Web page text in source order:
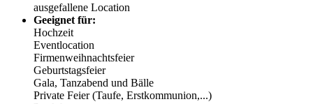
ausgefallene Location
Geeignet für:
Hochzeit
Eventlocation
Firmenweihnachtsfeier
Geburtstagsfeier
Gala, Tanzabend und Bälle
Private Feier (Taufe, Erstkommunion,...)